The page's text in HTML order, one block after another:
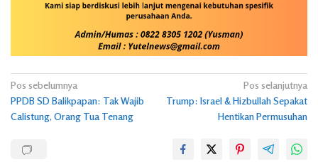
Navigasi
pos
Pos sebelumnya
PPDB SD Balikpapan: Tak Wajib
Calistung, Orang Tua Tenang
Pos selanjutnya
Trump: Israel & Hizbullah Sepakat
Hentikan Permusuhan